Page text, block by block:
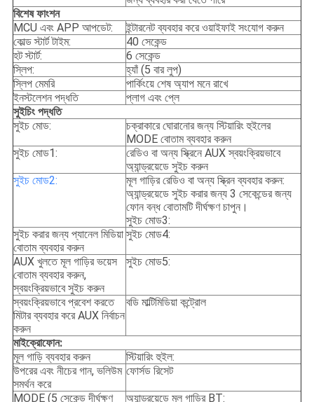
বিশেষ ফাংশন
MCU এবং APP আপডেট:
ইন্টারনেট ব্যবহার করে ওয়াইফাই সংযোগ করুন
কোল্ড স্টার্ট টাইম:
40 সেকেন্ড
হট স্টার্ট:
6 সেকেন্ড
স্লিপ:
হ্যাঁ (5 বার লুপ)
স্লিপ মেমরি
পার্কিংয়ে শেষ অ্যাপ মনে রাখে
ইনস্টলেশন পদ্ধতি
প্লাগ এবং প্লে
সুইচিং পদ্ধতি
সুইচ মোড:
চক্রাকারে ঘোরানোর জন্য স্টিয়ারিং হুইলের
MODE বোতাম ব্যবহার করুন
সুইচ মোড1:
রেডিও বা অন্য স্ক্রিনে AUX স্বয়ংক্রিয়ভাবে
অ্যান্ড্রয়েডে সুইচ করুন
সুইচ মোড2:
মূল গাড়ির রেডিও বা অন্য স্ক্রিন ব্যবহার করুন:
অ্যান্ড্রয়েডে সুইচ করার জন্য 3 সেকেন্ডের জন্য
ফোন বন্ধ বোতামটি দীর্ঘক্ষণ চাপুন।
সুইচ মোড3:
সুইচ করার জন্য প্যানেল মিডিয়া
বোতাম ব্যবহার করুন
সুইচ মোড4:
AUX খুলতে মূল গাড়ির ভয়েস
বোতাম ব্যবহার করুন,
স্বয়ংক্রিয়ভাবে সুইচ করুন
সুইচ মোড5:
স্বয়ংক্রিয়ভাবে প্রবেশ করতে
মিটার ব্যবহার করে AUX নির্বাচন
করুন
বডি মাল্টিমিডিয়া কন্ট্রোল
মাইক্রোফোন:
মূল গাড়ি ব্যবহার করুন
স্টিয়ারিং হুইল:
উপরের এবং নীচের গান, ভলিউম
সমর্থন করে
ফোর্সড রিসেট
MODE (5 সেকেন্ড দীর্ঘক্ষণ
অ্যান্ড্রয়েডে মূল গাড়ির BT: